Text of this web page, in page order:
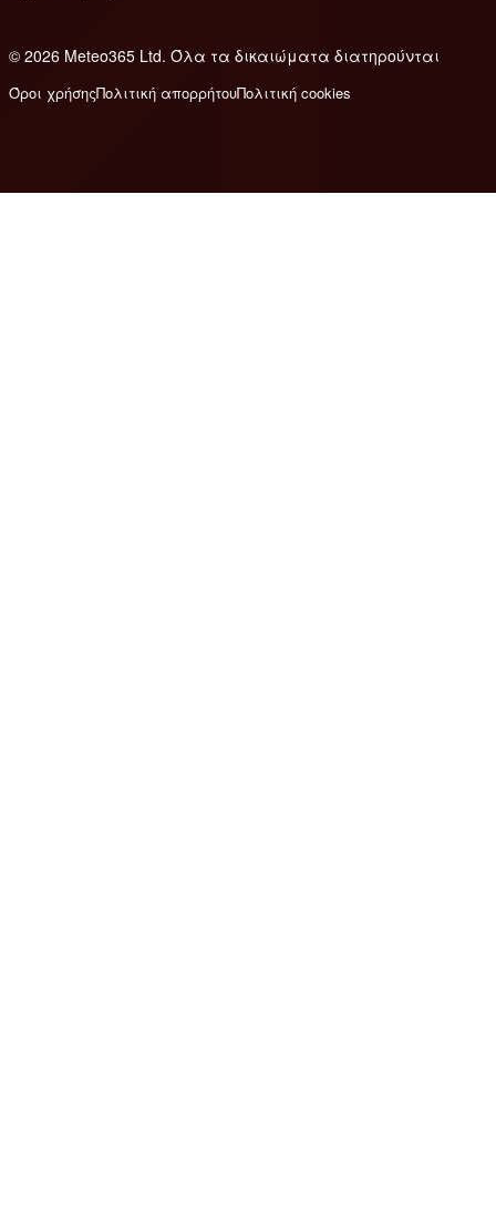
© 2026 Meteo365 Ltd. Όλα τα δικαιώματα διατηρούνται
Όροι χρήσηςΠολιτική απορρήτουΠολιτική cookies